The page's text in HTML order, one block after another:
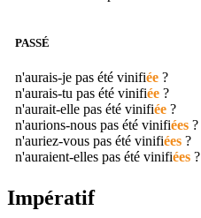
PASSÉ
n'aurais-je pas été vinifiée ?
n'aurais-tu pas été vinifiée ?
n'aurait-elle pas été vinifiée ?
n'aurions-nous pas été vinifiées ?
n'auriez-vous pas été vinifiées ?
n'auraient-elles pas été vinifiées ?
Impératif